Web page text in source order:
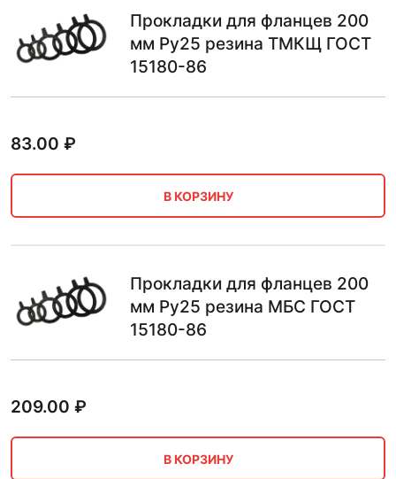
Прокладки для фланцев 200
мм Ру25 резина ТМКЩ ГОСТ
15180-86
83.00 ₽
В КОРЗИНУ
Прокладки для фланцев 200
мм Ру25 резина МБС ГОСТ
15180-86
209.00 ₽
В КОРЗИНУ